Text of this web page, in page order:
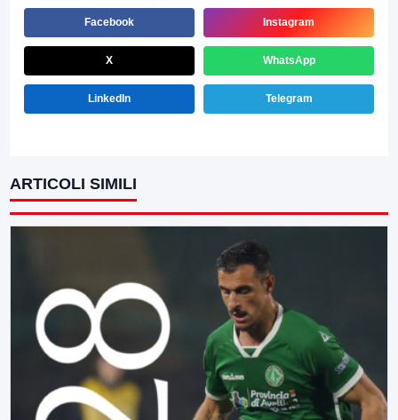
Facebook Instagram
X WhatsApp
LinkedIn Telegram
ARTICOLI SIMILI